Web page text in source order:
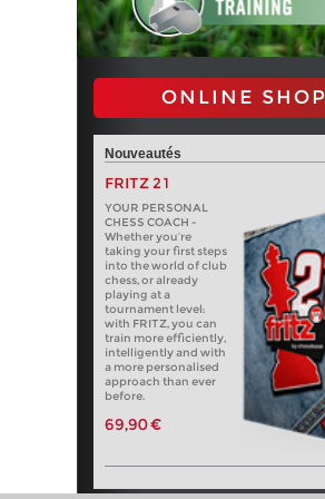
ONLINE SHOP
Nouveautés
FRITZ 21
YOUR PERSONAL
CHESS COACH -
Whether you’re
taking your first steps
into the world of club
chess, or already
playing at a
tournament level:
with FRITZ, you can
train more efficiently,
intelligently and with
a more personalised
approach than ever
before.
69,90 €